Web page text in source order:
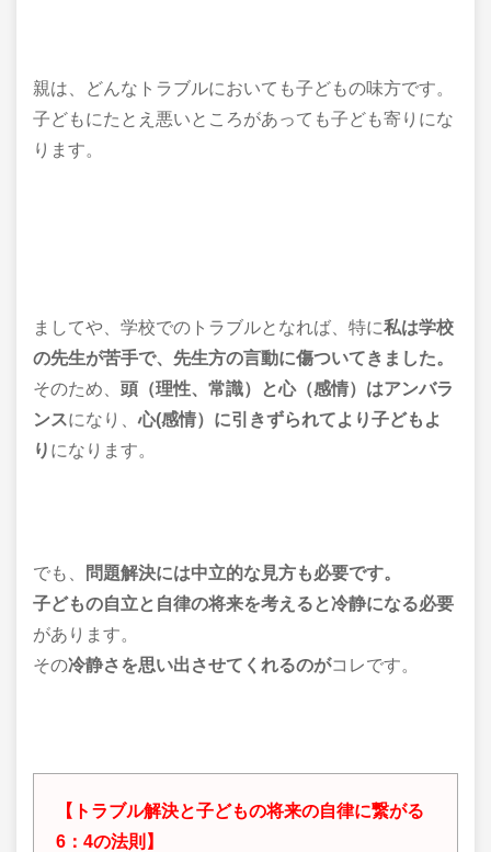
親は、どんなトラブルにおいても子どもの味方です。
子どもにたとえ悪いところがあっても子ども寄りにな
ります。
ましてや、学校でのトラブルとなれば、特に私は学校
の先生が苦手で、先生方の言動に傷ついてきました。
そのため、 頭（理性、常識）と心（感情）はアンバラ
ンスになり、心(感情）に引きずられてより子どもよ
り になります。
でも、
問題解決には中立的な見方も必要です。
子どもの自立と自律の将来を考えると冷静になる必要
があります。
その冷静さを思い出させてくれるのがコレです。
【トラブル解決と子どもの将来の自律に繋がる
6：4の法則】